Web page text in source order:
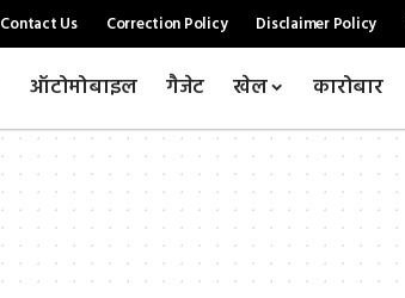
Contact Us Correction Policy Disclaimer Policy
ऑटोमोबाइल गैजेट खेल कारोबार